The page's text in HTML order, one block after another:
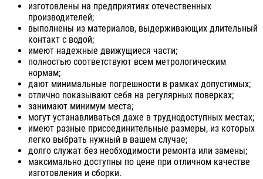
изготовлены на предприятиях отечественных
производителей;
выполнены из материалов, выдерживающих длительный
контакт с водой;
имеют надежные движущиеся части;
полностью соответствуют всем метрологическим
нормам;
дают минимальные погрешности в рамках допустимых;
отлично показывают себя на регулярных поверках;
занимают минимум места;
могут устанавливаться даже в труднодоступных местах;
имеют разные присоединительные размеры, из которых
легко выбрать нужный в вашем случае;
долго служат без необходимости ремонта или замены;
максимально доступны по цене при отличном качестве
изготовления и сборки.